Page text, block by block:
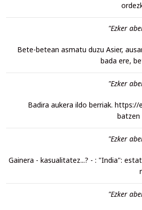
"Ezker
Bete-betean asmatu duzu Asier,
bada ere,
"Ezker
Badira aukera ildo berriak. https://
batzen
"Ezker
Gainera - kasualitatez...? - : "India":
"Ezker